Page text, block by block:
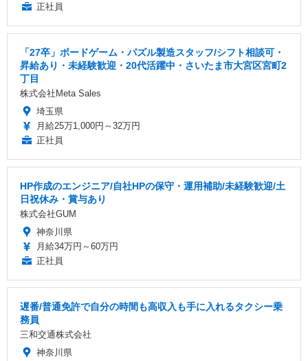
正社員
「27卒」ボードゲーム・パズル製造スタッフ/シフト相談可・
昇給あり・未経験歓迎・20代活躍中・さいたま市大宮区宮町2
丁目
株式会社Meta Sales
埼玉県
月給25万1,000円～32万円
正社員
HP作成のエンジニア/自社HPの保守・運用補助/未経験歓迎/土
日祝休み・賞与あり
株式会社GUM
神奈川県
月給34万円～60万円
正社員
遅番/普通免許で自分の時間も高収入も手に入れるタクシー乗
務員
三和交通株式会社
神奈川県